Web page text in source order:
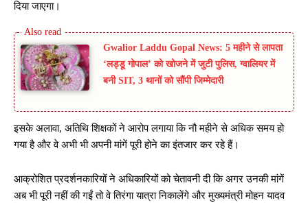
दिया जाएगा।
Gwalior Laddu Gopal News: 5 महीने से लापता
‘लड्डू गोपाल’ को खोजने में जुटी पुलिस, ग्वालियर में
बनी SIT, 3 थानों को सौंपी जिम्मेदारी
इसके अलावा, अतिथि शिक्षकों ने आरोप लगाया कि नौ महीने से अधिक समय हो
गया है और वे अभी भी अपनी मांगें पूरी होने का इंतजार कर रहे हैं।
आक्रोशित प्रदर्शनकारियों ने अधिकारियों को चेतावनी दी कि अगर उनकी मांगें
अब भी पूरी नहीं की गईं तो वे तिरंगा यात्रा निकालेंगे और मुख्यमंत्री मोहन यादव